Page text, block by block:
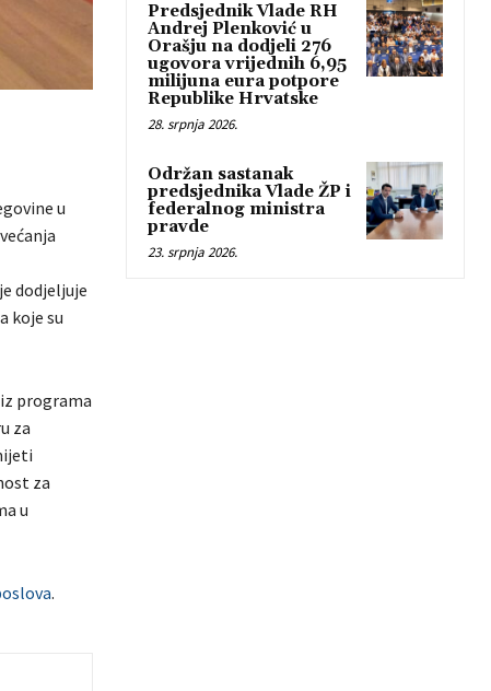
u
dodjeljuje
koje su
programa
za
za
u
.
Predsjednik Vlade RH
Andrej Plenković u
Orašju na dodjeli 276
ugovora vrijednih 6,95
milijuna eura potpore
Republike Hrvatske
28. srpnja 2026.
Održan sastanak
predsjednika Vlade ŽP i
federalnog ministra
pravde
23. srpnja 2026.